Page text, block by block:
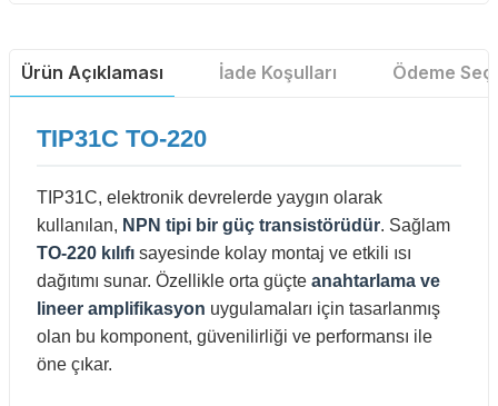
Ürün Açıklaması İade Koşulları Ödeme
TIP31C TO-220
TIP31C, elektronik devrelerde yaygın olarak
kullanılan, NPN tipi bir güç transistörüdür. Sağlam
TO-220 kılıfı sayesinde kolay montaj ve etkili ısı
dağıtımı sunar. Özellikle orta güçte anahtarlama ve
lineer amplifikasyon uygulamaları için tasarlanmış
olan bu komponent, güvenilirliği ve performansı ile
öne çıkar.